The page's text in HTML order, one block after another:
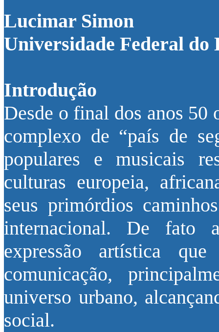
Lucimar Simon
Universidade Federal do
Introdução
Desde o final dos anos
complexo de “país de
populares e musicais
culturas europeia,
seus primórdios
internacional. De fato
expressão artística
comunicação,
universo urbano,
social.